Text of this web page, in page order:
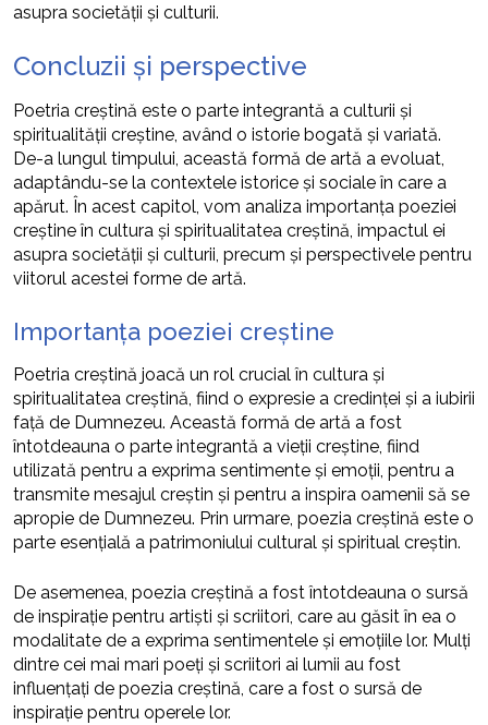
asupra societății și culturii.
Concluzii și perspective
Poetria creștină este o parte integrantă a culturii și
spiritualității creștine, având o istorie bogată și variată.
De-a lungul timpului, această formă de artă a evoluat,
adaptându-se la contextele istorice și sociale în care a
apărut. În acest capitol, vom analiza importanța poeziei
creștine în cultura și spiritualitatea creștină, impactul ei
asupra societății și culturii, precum și perspectivele pentru
viitorul acestei forme de artă.
Importanța poeziei creștine
Poetria creștină joacă un rol crucial în cultura și
spiritualitatea creștină, fiind o expresie a credinței și a iubirii
față de Dumnezeu. Această formă de artă a fost
întotdeauna o parte integrantă a vieții creștine, fiind
utilizată pentru a exprima sentimente și emoții, pentru a
transmite mesajul creștin și pentru a inspira oamenii să se
apropie de Dumnezeu. Prin urmare, poezia creștină este o
parte esențială a patrimoniului cultural și spiritual creștin.
De asemenea, poezia creștină a fost întotdeauna o sursă
de inspirație pentru artiști și scriitori, care au găsit în ea o
modalitate de a exprima sentimentele și emoțiile lor. Mulți
dintre cei mai mari poeți și scriitori ai lumii au fost
influențați de poezia creștină, care a fost o sursă de
inspirație pentru operele lor.